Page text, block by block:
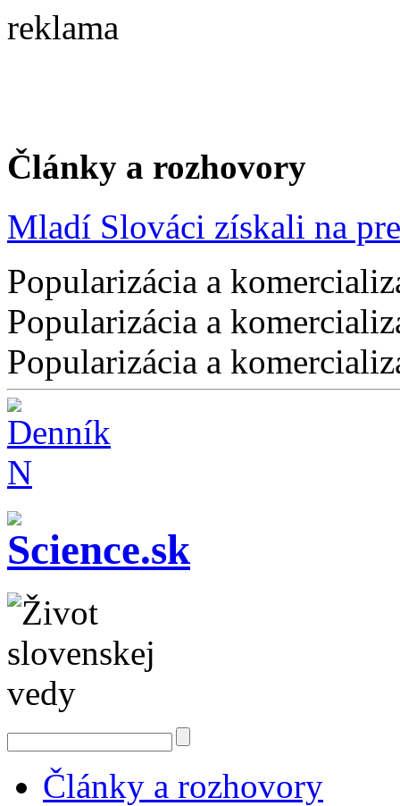
reklama
Články a rozhovory
Mladí Slováci získali na
Popularizácia a
Popularizácia a
Popularizácia a
Články a rozhovory